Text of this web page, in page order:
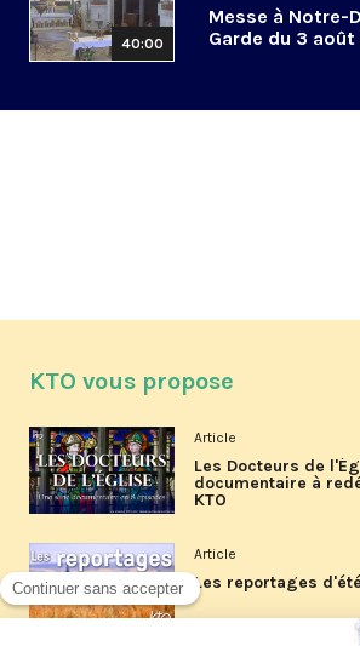
40:00
Messe à Notre-
Garde du 3
KTO vous propose
Article
Les Docteurs de
documentaire à
KTO
Article
Les reportages